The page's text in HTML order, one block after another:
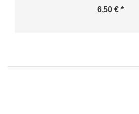
6,50 € *